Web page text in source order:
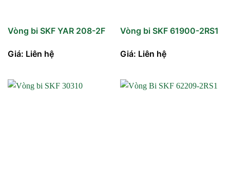
Vòng bi SKF YAR 208-2F
Giá: Liên hệ
Vòng bi SKF 61900-2RS1
Giá: Liên hệ